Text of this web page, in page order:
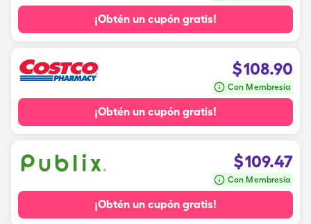
¡Obtén un cupón gratis!
$108.90
Con Membresía
¡Obtén un cupón gratis!
$109.47
Con Membresía
¡Obtén un cupón gratis!